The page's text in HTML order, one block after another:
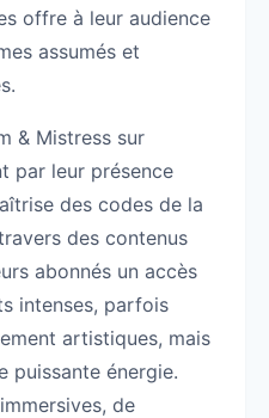
offre à leur audience
assumés et
& Mistress sur
par leur présence
des codes de la
des contenus
abonnés un accès
intenses, parfois
artistiques, mais
puissante énergie.
de